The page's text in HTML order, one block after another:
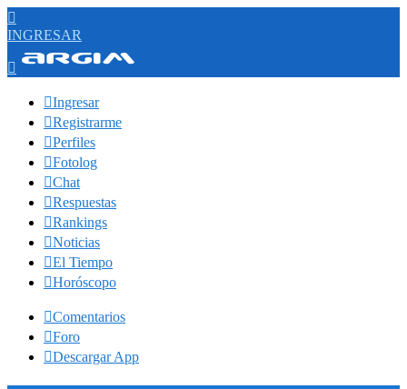

INGRESAR

Ingresar
Registrarme
Perfiles
Fotolog
Chat
Respuestas
Rankings
Noticias
El Tiempo
Horóscopo
Comentarios
Foro
Descargar App